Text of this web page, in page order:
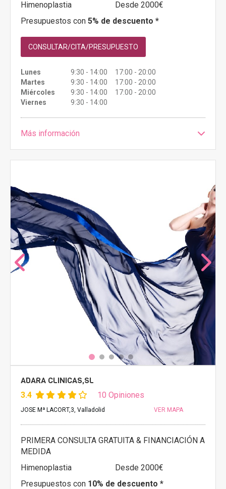
Himenoplastia
Desde 2000€
Presupuestos con 5% de descuento *
CONSULTAR/CITA/PRESUPUESTO
Lunes
9:30 - 14:00 17:00 - 20:00
Martes
9:30 - 14:00 17:00 - 20:00
Miércoles
9:30 - 14:00 17:00 - 20:00
Viernes
9:30 - 14:00
Más información
ADARA CLINICAS,SL
3.4 10 Opiniones
JOSE Mª LACORT,3, Valladolid VER MAPA
PRIMERA CONSULTA GRATUITA & FINANCIACIÓN A
MEDIDA
Himenoplastia
Desde 2000€
Presupuestos con 10% de descuento *